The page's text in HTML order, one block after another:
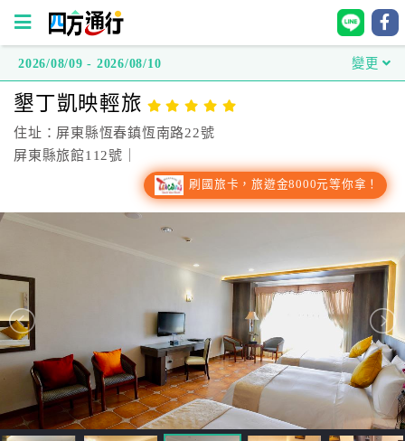
方
通
行
灣
訂
房
直
接
跟
2026/08/09 - 2026/08/10 變更
墾丁凱映輕旅
住址：屏東縣恆春鎮恆南路22號
屏東縣旅館112號｜
刷國旅卡，旅遊金8000元等你拿！